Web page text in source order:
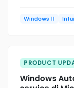
Universal Print.
Windows 11
PRODUCT
Windows